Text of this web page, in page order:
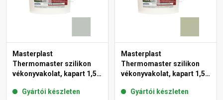
Masterplast
Thermomaster szilikon
vékonyvakolat, kapart 1,5
Gyártói készleten
Masterplast
Thermomaster szilikon
vékonyvakolat, kapart 1,5
Gyártói készleten